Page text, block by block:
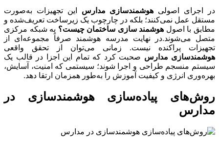
در اجرای اصولی هوشمندسازی مدارس این تجهیزات به‌صورت
مستقل عمل نمی‌کنند؛ بلکه در چارچوب یک زیرساخت تعریف‌شده و
مطابق با اصول هوشمند سازی ساختمان چیست؟ به شبکه مرکزی
متصل می‌شوند.در نهایت مدرسه هوشمند صرفاً مجموعه‌ای از
تجهیزات پراکنده نیست. زمانی می‌توان از تحقق واقعی
هوشمندسازی مدارس صحبت کرد که تمام این اجزا در قالب یک
سیستم منسجم طراحی و اجرا شوند؛ سیستمی که امنیت، آسایش،
بهره‌وری انرژی و کیفیت آموزش را به‌طور همزمان ارتقا دهد.
روش‌های پیاده‌سازی هوشمندسازی در
مدارس